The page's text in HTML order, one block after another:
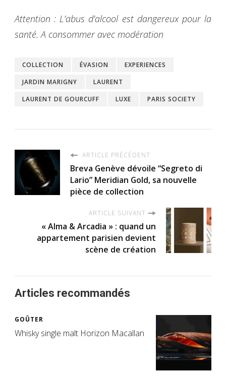
Attention : L’abus d’alcool est dangereux pour la
santé. A consommer avec modération
COLLECTION ÉVASION
EXPERIENCES
JARDIN MARIGNY
LAURENT
LAURENT DE GOURCUFF
LUXE PARIS SOCIETY
ARTICLE PRÉCÉDENT
Breva Genève dévoile “Segreto di
Lario” Meridian Gold, sa nouvelle
pièce de collection
ARTICLE SUIVANT
« Alma & Arcadia » : quand un
appartement parisien devient
scène de création
Articles recommandés
GOÛTER
Whisky single malt Horizon Macallan